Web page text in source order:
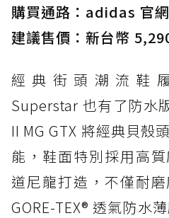
防水鞋推薦 3. Nike
經典 Dunk 輪廓加上防
打折
防水鞋推薦 4. ASICS
載 GORE-TEX 隱形貼
防水鞋推薦 5.
人必備山系鞋王！防滑
頂
防水鞋推薦 6. HOKA
復刻厚底，GORE-
購買通路：adidas 官
建議售價：新台幣
經典街頭潮流鞋
Superstar 也有了防水
II MG GTX 將經典貝殼
能，鞋面特別採用高
道尼龍打造，不僅耐
GORE-TEX® 透氣防水